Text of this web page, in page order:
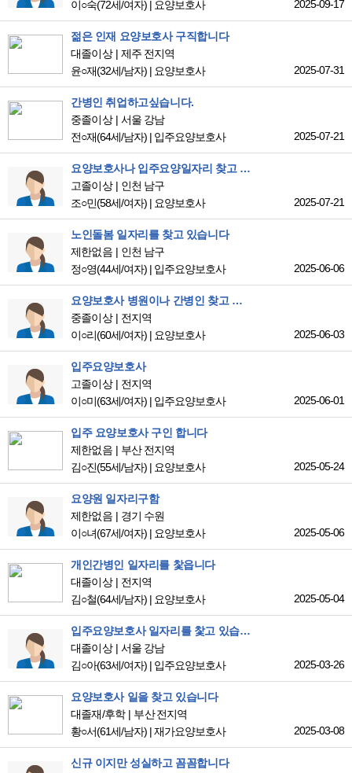
이○숙(72세/여자) | 요양보호사 2025-09-17
젊은 인재 요양보호사 구직합니다
대졸이상
제주 전지역
윤○재(32세/남자) | 요양보호사 2025-07-31
간병인 취업하고싶습니다.
중졸이상
서울 강남
전○재(64세/남자) | 입주요양보호사 2025-07-21
요양보호사나 입주요양일자리 찾고 있습니다
고졸이상
인천 남구
조○민(58세/여자) | 요양보호사 2025-07-21
노인돌봄 일자리를 찾고 있습니다
제한없음
인천 남구
정○영(44세/여자) | 입주요양보호사 2025-06-06
요양보호사 병원이나 간병인 찾고 있습니다
중졸이상
전지역
이○리(60세/여자) | 요양보호사 2025-06-03
입주요양보호사
고졸이상
전지역
이○미(63세/여자) | 입주요양보호사 2025-06-01
입주 요양보호사 구인 합니다
제한없음
부산 전지역
김○진(55세/남자) | 요양보호사 2025-05-24
요양원 일자리구함
제한없음
경기 수원
이○녀(67세/여자) | 요양보호사 2025-05-06
개인간병인 일자리를 찿읍니다
대졸이상
전지역
김○철(64세/남자) | 요양보호사 2025-05-04
입주요양보호사 일자리를 찿고 있습니다
대졸이상
서울 강남
김○아(63세/여자) | 입주요양보호사 2025-03-26
요양보호사 일을 찾고 있습니다
대졸재/후학
부산 전지역
황○서(61세/남자) |재가요양보호사 2025-03-08
신규 이지만 성실하고 꼼꼼합니다